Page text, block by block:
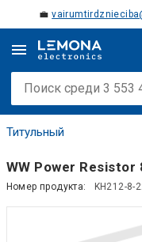
💼
Титульный
WW Power Resistor
Номер продукта: KH212-8-